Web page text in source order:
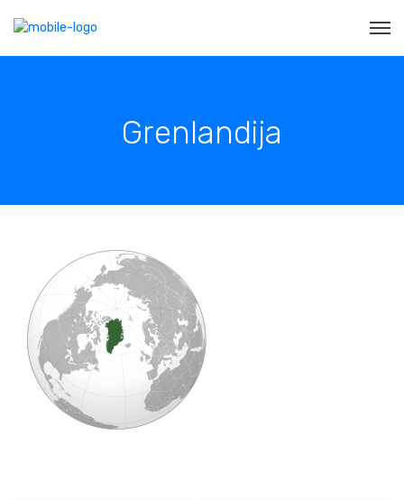
Grenlandija